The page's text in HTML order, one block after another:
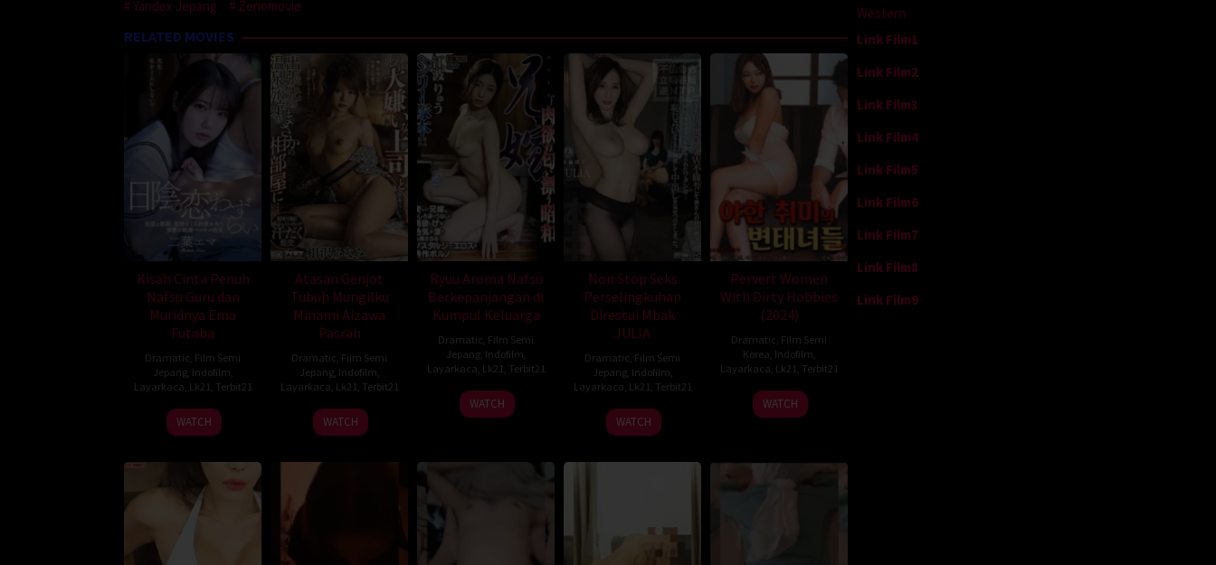
Yandex Jepang
Zenomovie
RELATED MOVIES
Kisah Cinta Penuh
Nafsu Guru dan
Muridnya Ema
Futaba
Dramatic Film Semi
Jepang, Indofilm
Layarkaca Lk21 Terbit21
WATCH
Atasan Genjot
Tubuh Mungilku
Minami Aizawa
Pasrah
Dramatic Film Semi
Jepang, Indofilm
Layarkaca Lk21 Terbit21
WATCH
Ryuu Aroma Nafsu
Berkepanjangan di
Kumpul Keluarga
Dramatic Film Semi
Jepang, Indofilm
Layarkaca Lk21 Terbit21
WATCH
Non Stop Seks
Perselingkuhan
Direstui Mbak
JULIA
Dramatic Film Semi
Jepang, Indofilm
Layarkaca Lk21 Terbit21
WATCH
Pervert Women
With Dirty Hobbies
(2024)
Dramatic Film Semi
Korea Indofilm
Layarkaca Lk21 Terbit21
WATCH
Western
Link Film1
Link Film2
Link Film3
Link Film4
Link Film5
Link Film6
Link Film7
Link Film8
Link Film9